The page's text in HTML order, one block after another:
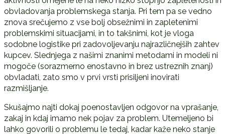
obvladovanja problemskega stanja. Pri tem pa se vedno
znova srečujemo z vse bolj obsežnimi in zapletenimi
problemskimi situacijami, in to takšnimi, kot je vloga
sodobne logistike pri zadovoljevanju najrazličnejših zahtev
kupcev. Slednjega z našimi znanimi metodami in modeli ni
mogoče (sorazmerno enostavno in brez ustreznih znanj)
obvladati, zato smo v prvi vrsti prisiljeni inovirati
razmišljanje.
Skušajmo najti dokaj poenostavljen odgovor na vprašanje,
zakaj in kdaj imamo nek pojav za problem. Utemeljeno bi
lahko govorili o problemu le tedaj, kadar kaže neko stanje